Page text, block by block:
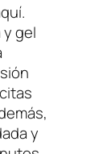
y gel
y